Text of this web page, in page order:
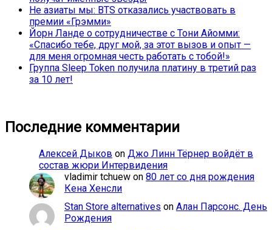
Не азиаты мы: BTS отказались участвовать в
премии «Грэмми»
Йорн Ланде о сотрудничестве с Тони Айомми:
«Спасибо тебе, друг мой, за этот вызов и опыт —
для меня огромная честь работать с тобой!»
Группа Sleep Token получила платину в третий раз
за 10 лет!
Последние комментарии
Алексей Дыков on Джо Линн Тёрнер войдёт в
состав жюри Интервидения
vladimir tchuew on 80 лет со дня рождения
Кена Хенсли
Stan Store alternatives on Алан Парсонс. День
Рождения